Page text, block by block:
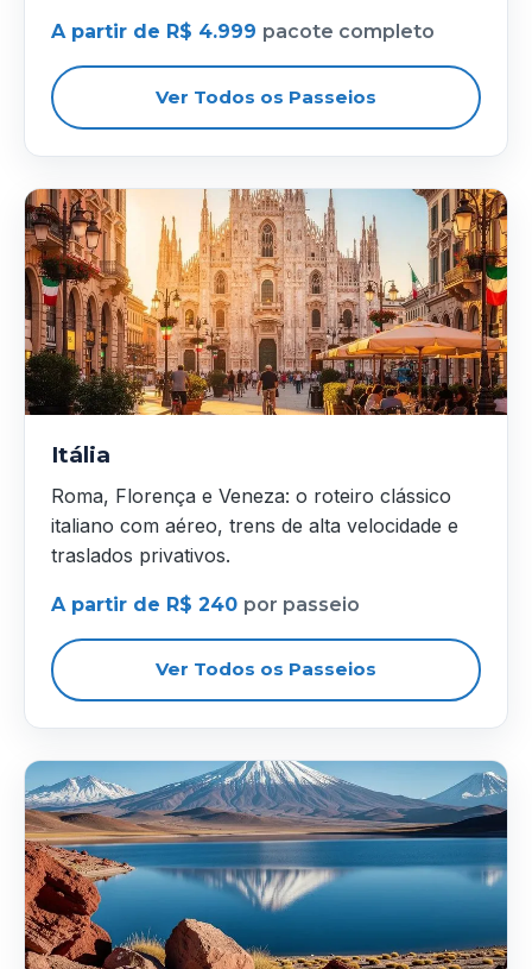
A partir de R$ 4.999 pacote completo
Ver Todos os Passeios
Itália
Roma, Florença e Veneza: o roteiro clássico
italiano com aéreo, trens de alta velocidade e
traslados privativos.
A partir de R$ 240 por passeio
Ver Todos os Passeios